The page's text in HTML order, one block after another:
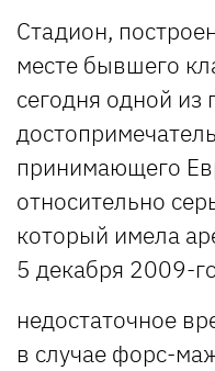
Стадион,
месте бывшего
сегодня одной из
принимающего
относительно
который имела
5 декабря 2009-
недостаточное
в случае форс-